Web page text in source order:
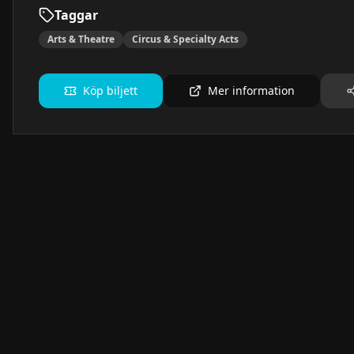
Taggar
Arts & Theatre Circus & Specialty Acts
Köp biljett Mer information